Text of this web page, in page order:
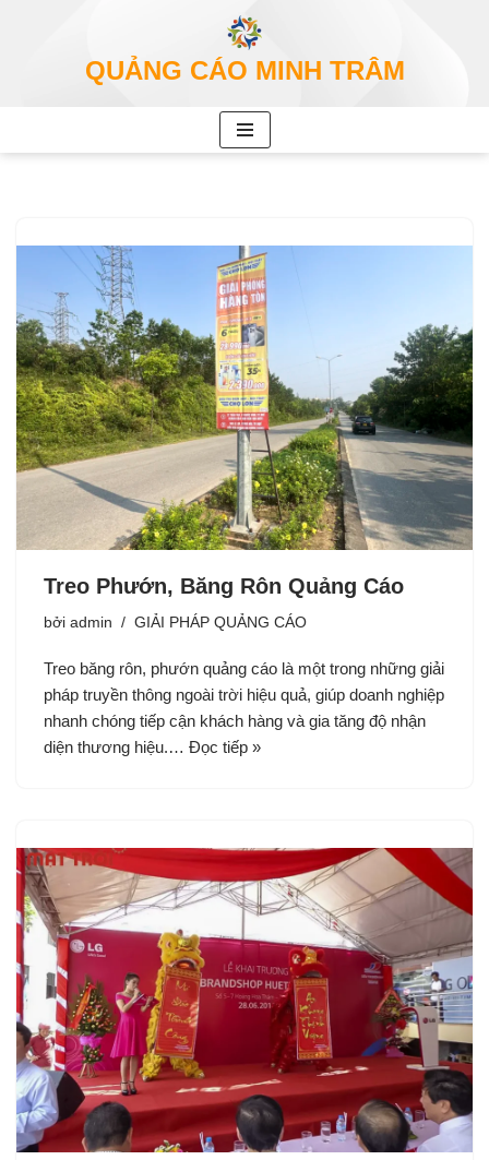
QUẢNG CÁO MINH TRÂM
Treo Phướn, Băng Rôn Quảng Cáo
bởi admin GIẢI PHÁP QUẢNG CÁO
Treo băng rôn, phướn quảng cáo là một trong những giải
pháp truyền thông ngoài trời hiệu quả, giúp doanh nghiệp
nhanh chóng tiếp cận khách hàng và gia tăng độ nhận
diện thương hiệu.… Đọc tiếp »